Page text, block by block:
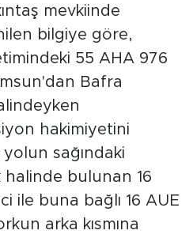
mevkiinde
bilgiye göre,
55 AHA 976
Bafra
hakimiyetini
sağındaki
halinde bulunan 16
ile buna bağlı 16 AUE
arka kısmına